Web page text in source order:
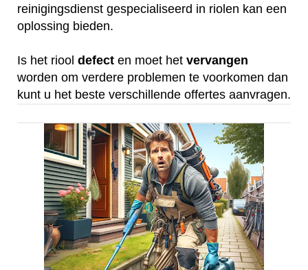
reinigingsdienst gespecialiseerd in riolen kan een
oplossing bieden.
Is het riool defect en moet het vervangen
worden om verdere problemen te voorkomen dan
kunt u het beste verschillende offertes aanvragen.